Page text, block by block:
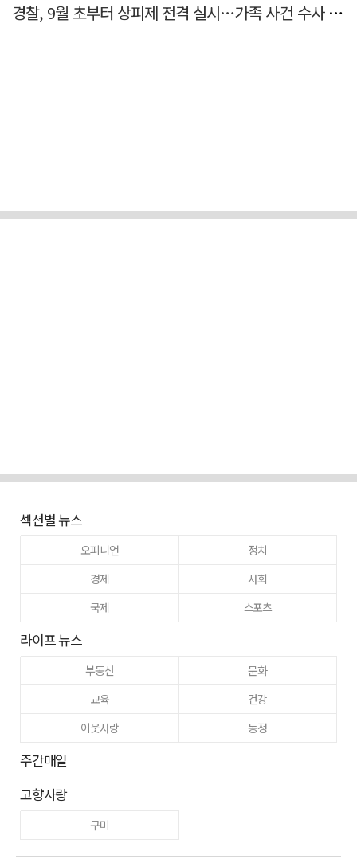
경찰, 9월 초부터 상피제 전격 실시…가족 사건 수사 못해
섹션별 뉴스
오피니언
정치
경제
사회
국제
스포츠
라이프 뉴스
부동산
문화
교육
건강
이웃사랑
동정
주간매일
고향사랑
구미